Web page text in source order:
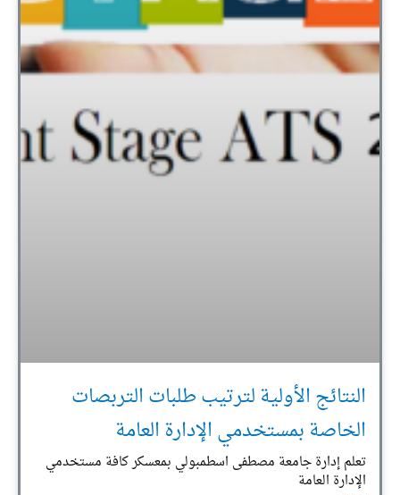
النتائج الأولية لترتيب طلبات التربصات
الخاصة بمستخدمي الإدارة العامة
تعلم إدارة جامعة مصطفى اسطمبولي بمعسكر كافة مستخدمي
الإدارة العامة